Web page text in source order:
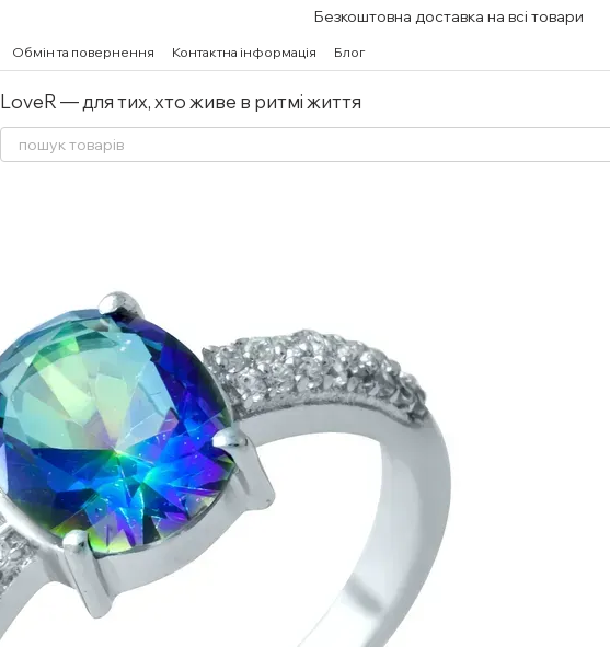
Безкоштовна доставка на всі товари
Обмін та повернення Контактна інформація Блог
LoveR — для тих, хто живе в ритмі життя